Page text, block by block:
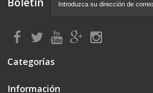
Categorías
Información